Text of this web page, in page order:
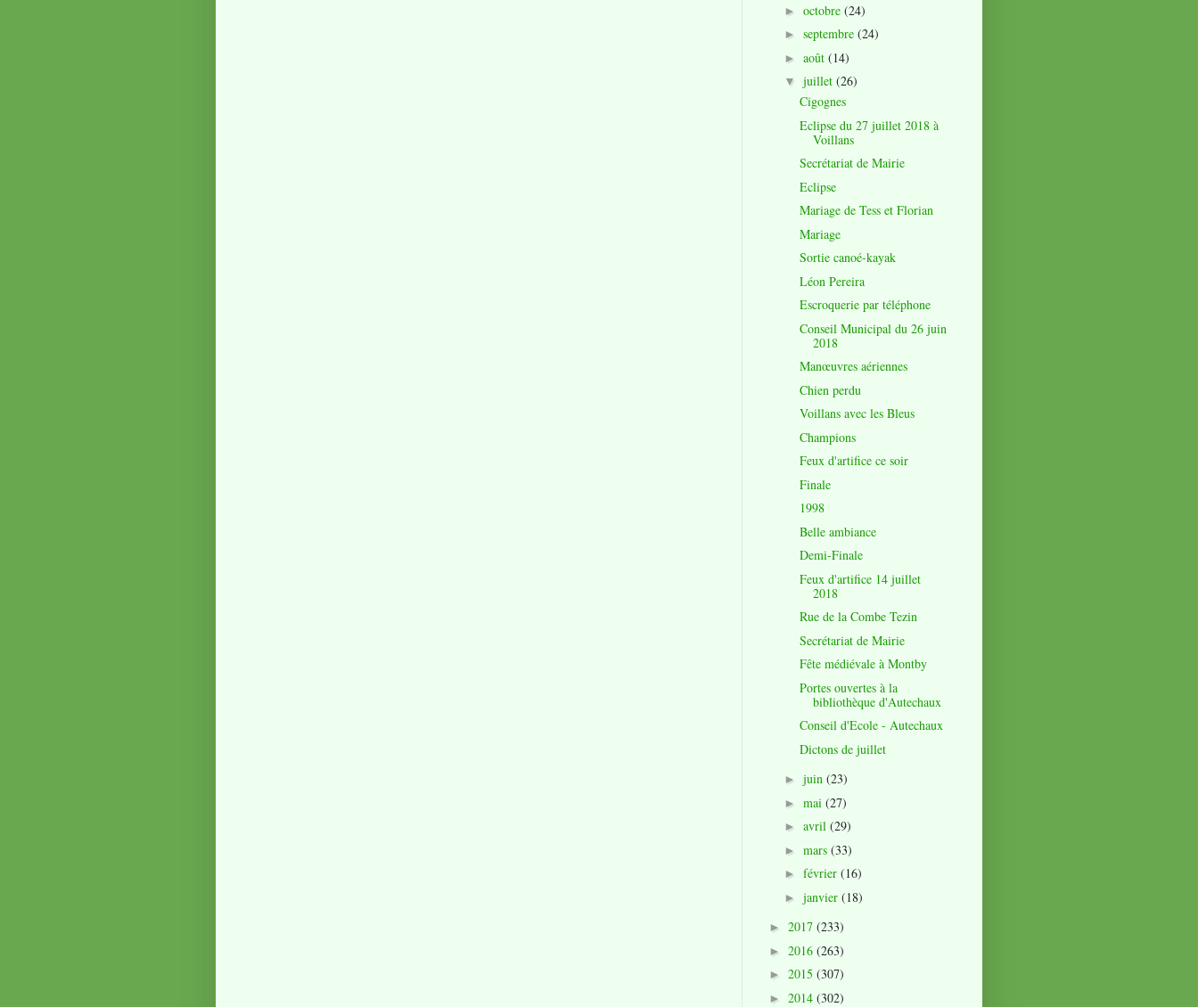
► octobre (24)
► septembre (24)
► août (14)
▼ juillet (26)
Cigognes
Eclipse du 27 juillet 2018 à
Voillans
Secrétariat de Mairie
Eclipse
Mariage de Tess et Florian
Mariage
Sortie canoé-kayak
Léon Pereira
Escroquerie par téléphone
Conseil Municipal du 26 juin
2018
Manœuvres aériennes
Chien perdu
Voillans avec les Bleus
Champions
Feux d'artifice ce soir
Finale
1998
Belle ambiance
Demi-Finale
Feux d'artifice 14 juillet
2018
Rue de la Combe Tezin
Secrétariat de Mairie
Fête médiévale à Montby
Portes ouvertes à la
bibliothèque d'Autechaux
Conseil d'Ecole - Autechaux
Dictons de juillet
► juin (23)
► mai (27)
► avril (29)
► mars (33)
► février (16)
► janvier (18)
► 2017 (233)
► 2016 (263)
► 2015 (307)
► 2014 (302)